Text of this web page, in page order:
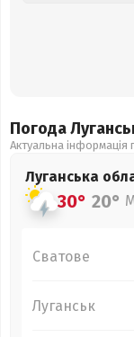
Погода
Актуальна інформація
Луганська
30° 20°
Сватове
Луганськ